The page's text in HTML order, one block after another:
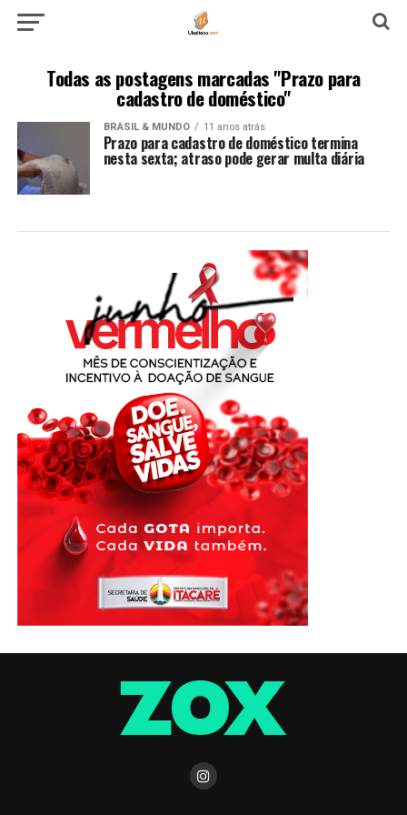
Todas as postagens marcadas "Prazo para
cadastro de doméstico"
BRASIL & MUNDO 11 anos atrás
Prazo para cadastro de doméstico termina
nesta sexta; atraso pode gerar multa diária